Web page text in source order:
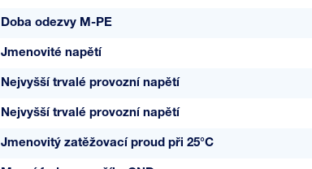
Doba odezvy M-PE
Jmenovité napětí
Nejvyšší trvalé provozní napětí
Nejvyšší trvalé provozní napětí
Jmenovitý zatěžovací proud při 25°C